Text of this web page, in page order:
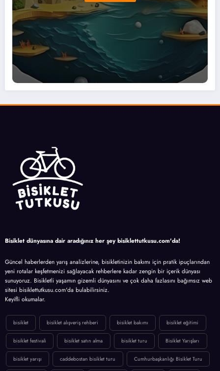
Bisiklet dünyasına dair aradığınız her şey bisiklettutkusu.com'da!
Güncel haberlerden yarış analizlerine, bisikletinizin bakımı için pratik ipuçlarından
yeni rotalar keşfetmenizi sağlayacak rehberlere kadar zengin bir içerik dünyası
sunuyoruz. Bisikletli yaşamın gizemli dünyasını ve çok daha fazlasını bağımsız web
sitesi bisiklettutkusu.com'da bulabilirsiniz.
Keyifli okumalar.
bisiklet bisiklet alışveriş rehberi bisiklet bakımı bisiklet eğitimi
bisiklet festivali bisiklet satın alma bisiklet turu Bisiklet Yarışları
bisiklet yarışı caddebostan bisiklet turu Cumhurbaşkanlığı Bisiklet Turu